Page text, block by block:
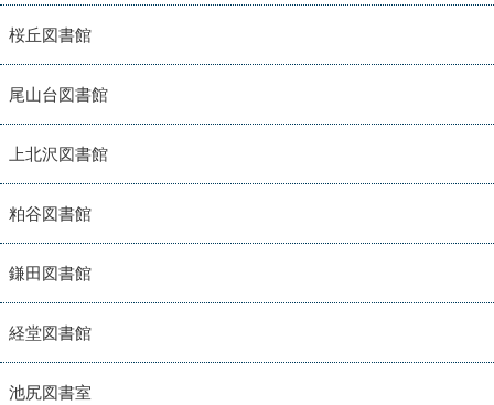
桜丘図書館
尾山台図書館
上北沢図書館
粕谷図書館
鎌田図書館
経堂図書館
池尻図書室